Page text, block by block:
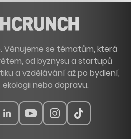
Věnujeme se tématům, která
od byznysu a startupů
a vzdělávání až po bydlení,
nebo dopravu.